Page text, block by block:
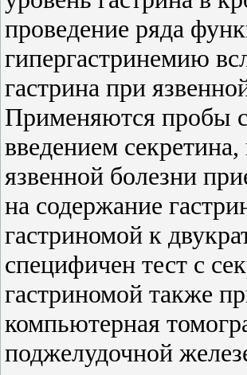
проведение ряда
гипергастринемию
гастрина при
Применяются пробы
введением
язвенной болезни
на содержание
гастриномой к
специфичен тест с
гастриномой также
компьютерная
поджелудочной